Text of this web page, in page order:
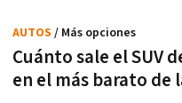
Cuánto sale el SUV
en el más barato de
AUTOS / Más opciones